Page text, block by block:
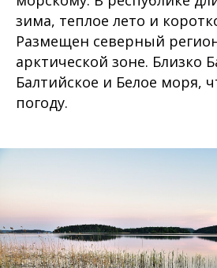
зима, теплое лето и
Размещен северный
арктической зоне. Близко
Балтийское и Белое моря,
погоду.